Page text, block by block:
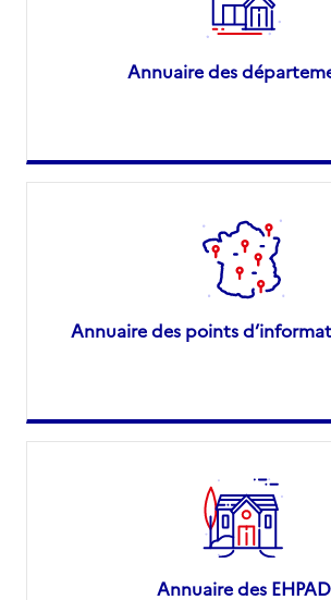
Annuaire des
Annuaire des points
Annuaire des EHPAD